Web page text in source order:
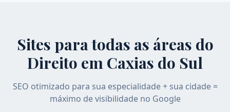
Sites para todas as áreas do
Direito em Caxias do Sul
SEO otimizado para sua especialidade + sua cidade =
máximo de visibilidade no Google